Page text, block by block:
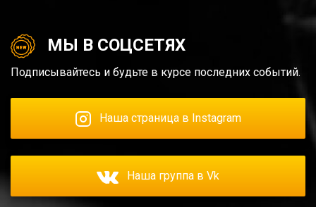
МЫ В СОЦСЕТЯХ
Подписывайтесь и будьте в курсе последних событий.
Наша страница в Instagram
Наша группа в Vk